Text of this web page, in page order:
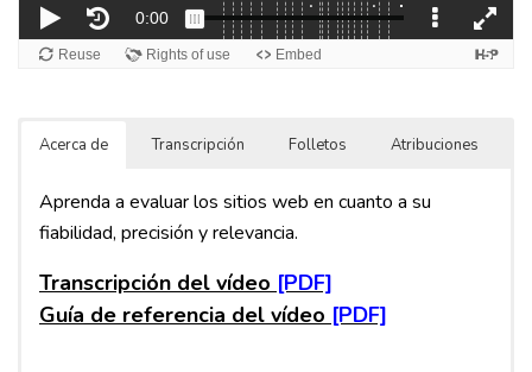
Acerca de Transcripción Folletos Atribuciones
Aprenda a evaluar los sitios web en cuanto a su
fiabilidad, precisión y relevancia.
Transcripción del vídeo
Guía de referencia del vídeo